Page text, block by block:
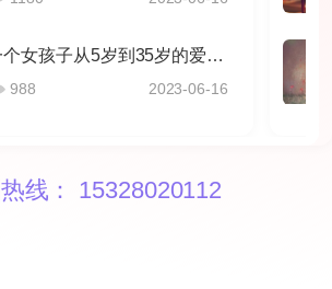
一个女孩子从5岁到35岁的爱情感悟
988 2023-06-16
线： 15328020112